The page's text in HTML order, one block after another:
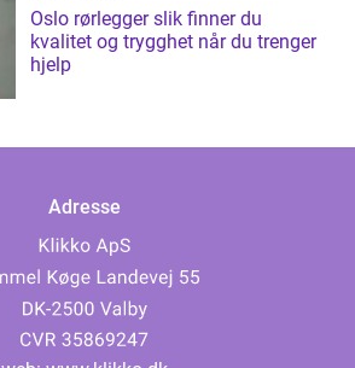
Oslo rørlegger slik finner du
kvalitet og trygghet når du trenger
hjelp
Adresse